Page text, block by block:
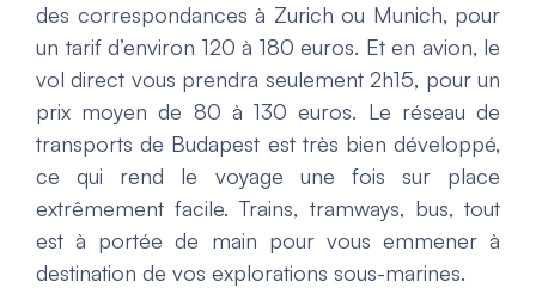
des correspondances à Zurich ou Munich, pour
un tarif d’environ 120 à 180 euros. Et en avion, le
vol direct vous prendra seulement 2h15, pour un
prix moyen de 80 à 130 euros. Le réseau de
transports de Budapest est très bien développé,
ce qui rend le voyage une fois sur place
extrêmement facile. Trains, tramways, bus, tout
est à portée de main pour vous emmener à
destination de vos explorations sous-marines.